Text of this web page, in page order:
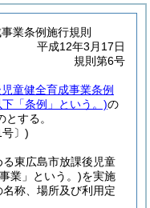
業条例施行規則
平成12年3月17日
規則第6号
童健全育成事業条例
「条例」という。)の
する。
〕)
東広島市放課後児童
業」という。)を実施
名称、場所及び利用定